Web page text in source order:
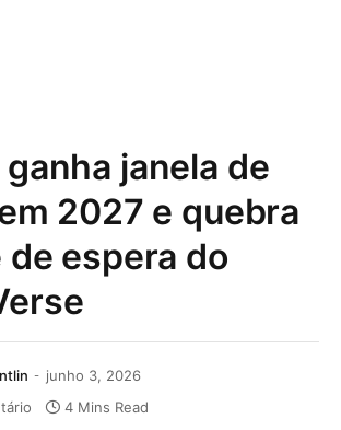
janela de
2027 e quebra
de espera do
junho 3, 2026
4 Mins Read